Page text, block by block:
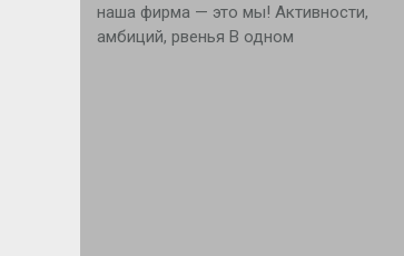
наша фирма — это мы! Активности,
амбиций, рвенья В одном